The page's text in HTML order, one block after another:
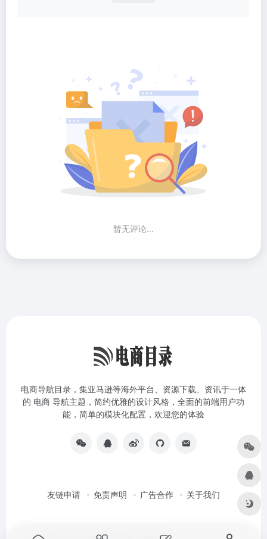
暂无评论...
电商导航目录，集亚马逊等海外平台、资源下载、资讯于一体
的 电商 导航主题，简约优雅的设计风格，全面的前端用户功
能，简单的模块化配置，欢迎您的体验
友链申请 免责声明 广告合作 关于我们